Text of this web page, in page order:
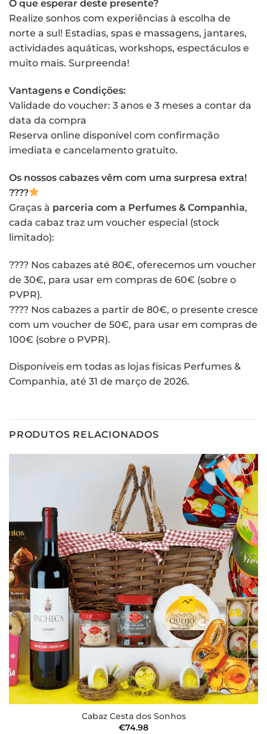
O que esperar deste presente?
Realize sonhos com experiências à escolha de
norte a sul! Estadias, spas e massagens, jantares,
actividades aquáticas, workshops, espectáculos e
muito mais. Surpreenda!
Vantagens e Condições:
Validade do voucher: 3 anos e 3 meses a contar da
data da compra
Reserva online disponível com confirmação
imediata e cancelamento gratuito.
Os nossos cabazes vêm com uma surpresa extra!
????
Graças à parceria com a Perfumes & Companhia,
cada cabaz traz um voucher especial (stock
limitado):
???? Nos cabazes até 80€, oferecemos um voucher
de 30€, para usar em compras de 60€ (sobre o
PVPR).
???? Nos cabazes a partir de 80€, o presente cresce
com um voucher de 50€, para usar em compras de
100€ (sobre o PVPR).
Disponíveis em todas as lojas físicas Perfumes &
Companhia, até 31 de março de 2026.
PRODUTOS RELACIONADOS
Adicionar
aos meus
desejos
Cabaz Cesta dos Sonhos
€74.98